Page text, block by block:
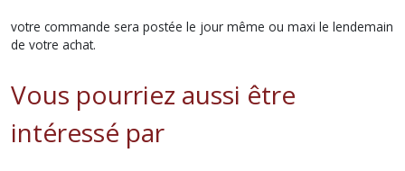
votre commande sera postée le jour même ou maxi le lendemain
de votre achat.
Vous pourriez aussi être
intéressé par